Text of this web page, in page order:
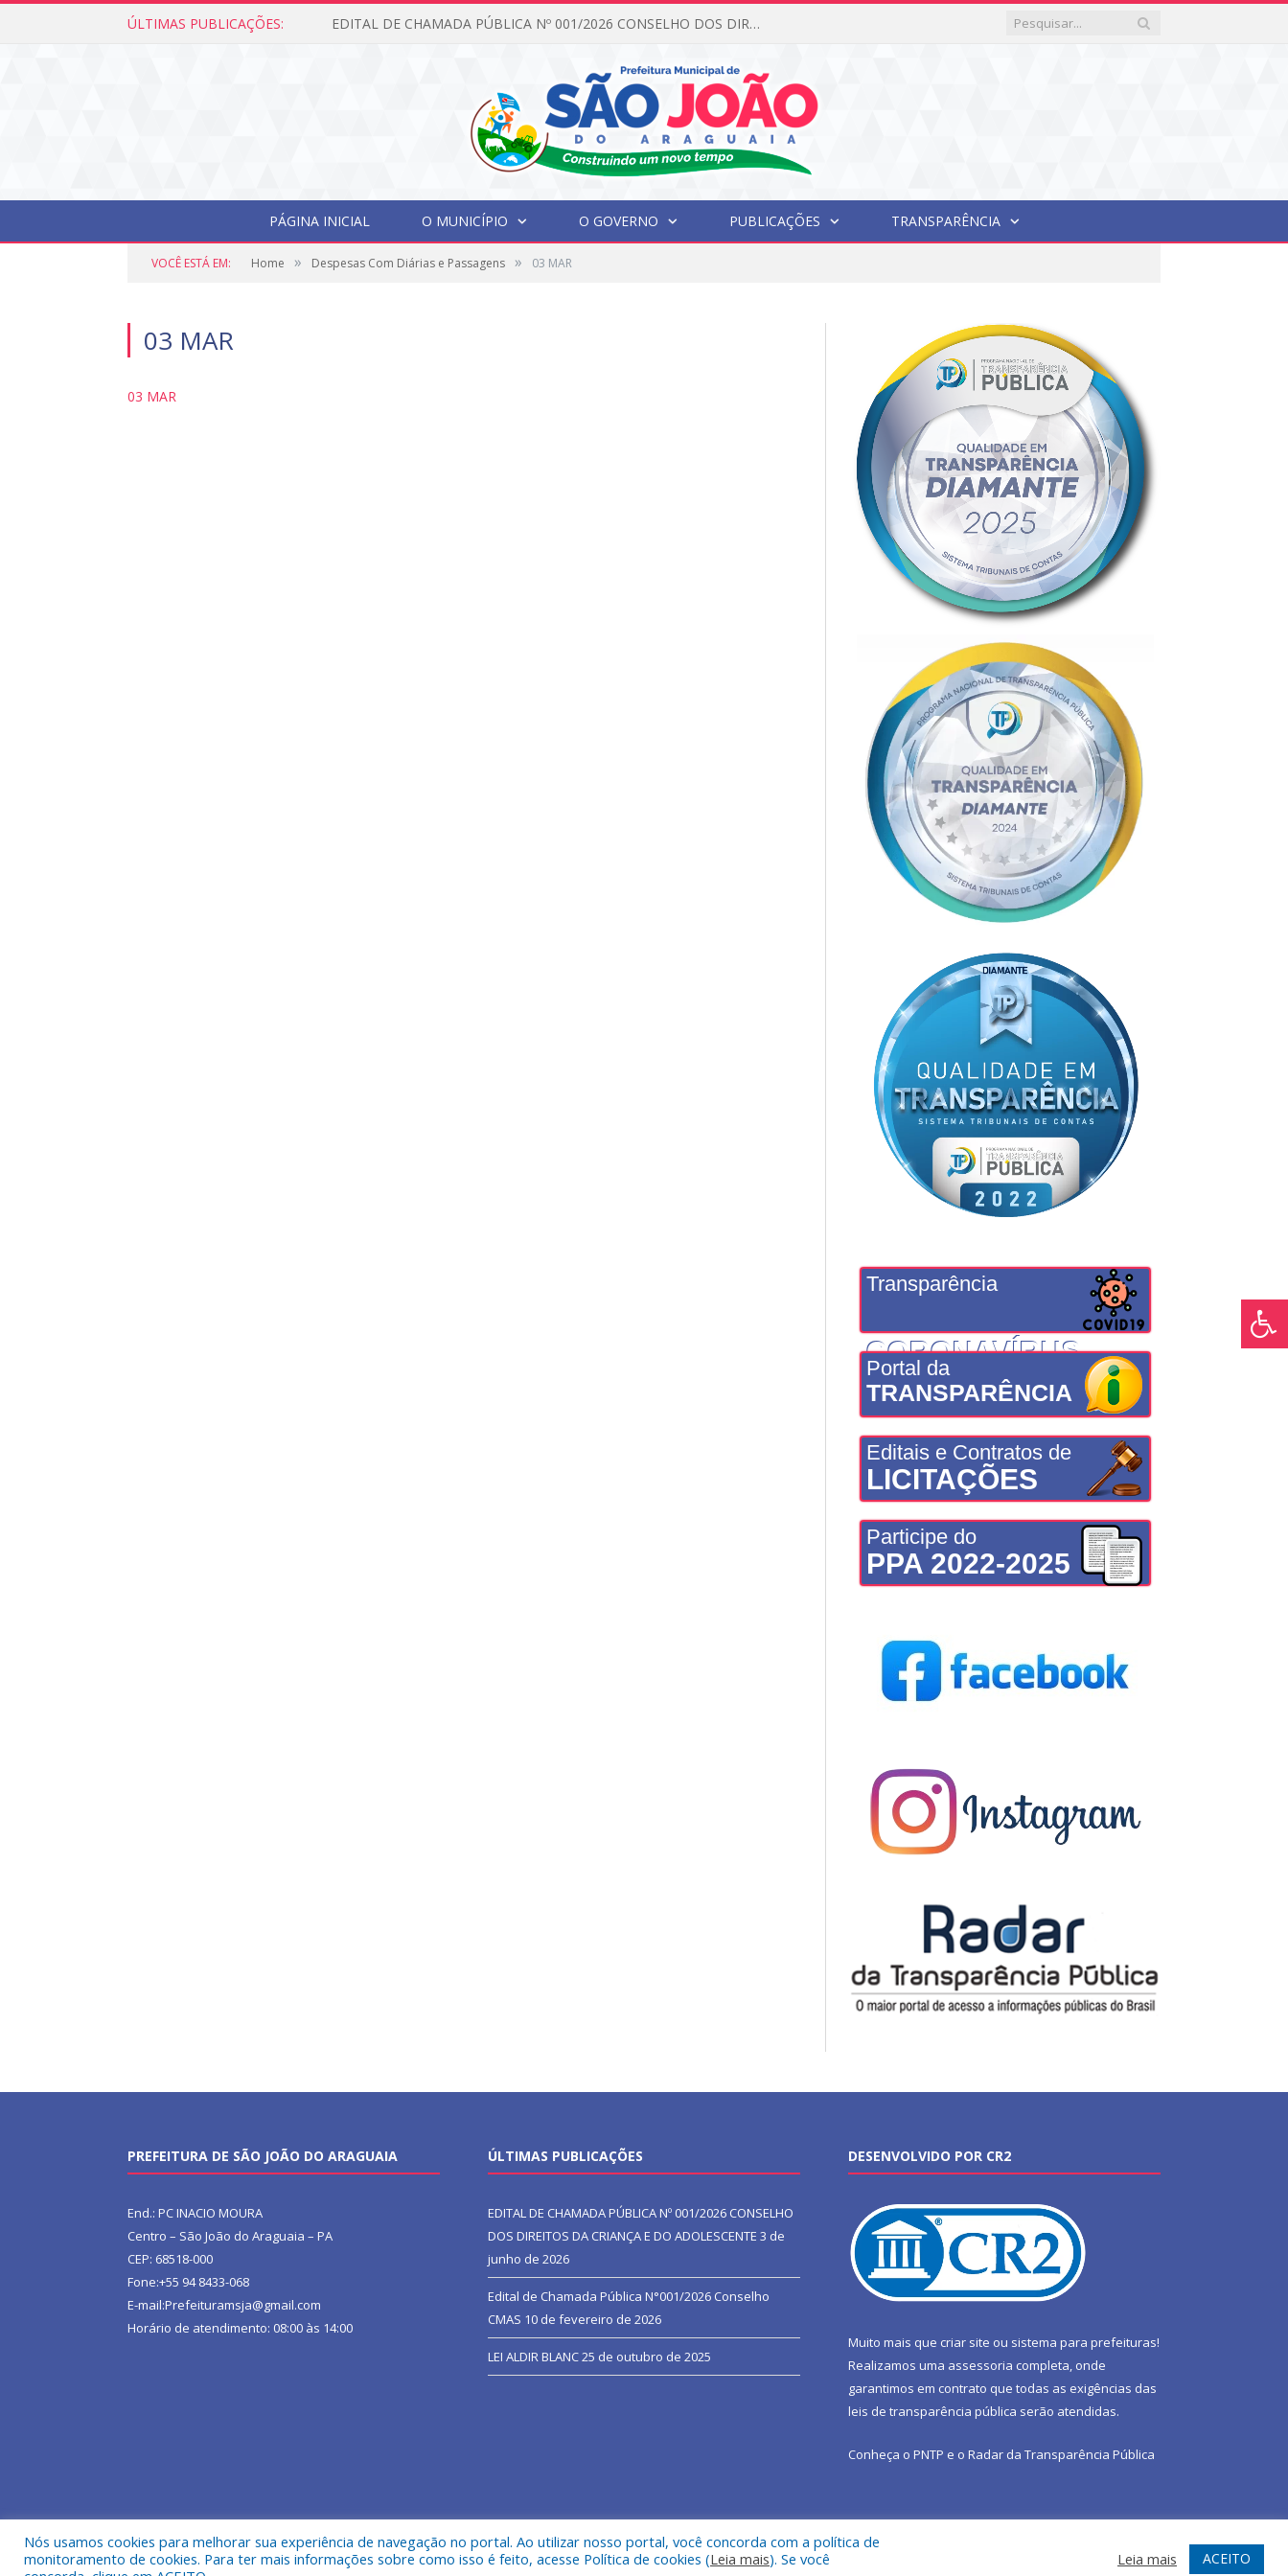
ÚLTIMAS PUBLICAÇÕES: EDITAL DE CHAMADA PÚBLICA Nº 001/2026 CONSELHO DOS DIREITOS DA CRIANÇA E DO ADOLESCENTE
PÁGINA INICIAL O MUNICÍPIO O GOVERNO PUBLICAÇÕES TRANSPARÊNCIA
VOCÊ ESTÁ EM: Home » Despesas Com Diárias e Passagens » 03 MAR
03 MAR
03 MAR
Transparência
CORONAVÍRUS
Portal da
TRANSPARÊNCIA
Editais e Contratos de
LICITAÇÕES
Participe do
PPA 2022-2025
PREFEITURA DE SÃO JOÃO DO ARAGUAIA
End.: PC INACIO MOURA
Centro – São João do Araguaia – PA
CEP: 68518-000
Fone:+55 94 8433-068
E-mail:Prefeituramsja@gmail.com
Horário de atendimento: 08:00 às 14:00
ÚLTIMAS PUBLICAÇÕES
EDITAL DE CHAMADA PÚBLICA Nº 001/2026 CONSELHO
DOS DIREITOS DA CRIANÇA E DO ADOLESCENTE 3 de
junho de 2026
Edital de Chamada Pública N°001/2026 Conselho
CMAS 10 de fevereiro de 2026
LEI ALDIR BLANC25 de outubro de 2025
DESENVOLVIDO POR CR2
Muito mais que criar site ou sistema para prefeituras!
Realizamos uma assessoria completa, onde
garantimos em contrato que todas as exigências das
leis de transparência pública serão atendidas.
Conheça o PNTP e o Radar da Transparência Pública
Todos os direitos reservados a Prefeitura Municipal de São João do Araguaia. Mapa do Site Acessar Webmail
Nós usamos cookies para melhorar sua experiência de navegação no portal. Ao utilizar nosso portal, você concorda com a política de
monitoramento de cookies. Para ter mais informações sobre como isso é feito, acesse Política de cookies (Leia mais). Se você
Leia mais ACEITO